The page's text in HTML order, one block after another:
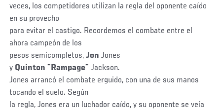
veces, los competidores utilizan la regla del oponente caído
en su provecho
para evitar el castigo. Recordemos el combate entre el
ahora campeón de los
pesos semicompletos,Jon Jones
y Quinton ¨Rampage¨ Jackson.
Jones arrancó el combate erguido, con una de sus manos
tocando el suelo. Según
la regla, Jones era un luchador caído, y su oponente se veía